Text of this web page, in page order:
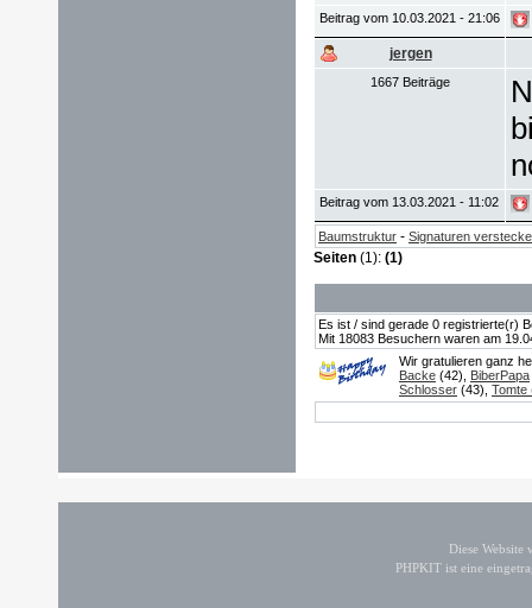
Beitrag vom 10.03.2021 - 21:06
jergen
1667 Beiträge
Beitrag vom 13.03.2021 - 11:02
Baumstruktur - Signaturen
Seiten (1): (1)
Es ist / sind gerade 0 registrierte(r)
Mit 18083 Besuchern waren am
Wir gratulieren ganz
Backe (42), BiberPapa
Schlosser (43), Tomte
Diese
PHPKIT ist eine